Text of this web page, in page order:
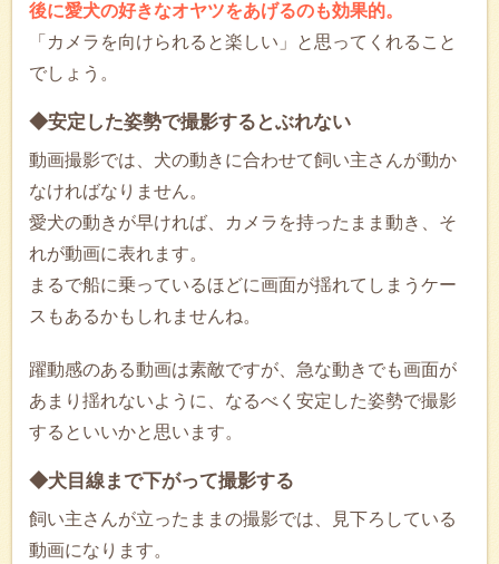
後に愛犬の好きなオヤツをあげるのも効果的。
「カメラを向けられると楽しい」と思ってくれること
でしょう。
◆安定した姿勢で撮影するとぶれない
動画撮影では、犬の動きに合わせて飼い主さんが動か
なければなりません。
愛犬の動きが早ければ、カメラを持ったまま動き、そ
れが動画に表れます。
まるで船に乗っているほどに画面が揺れてしまうケー
スもあるかもしれませんね。
躍動感のある動画は素敵ですが、急な動きでも画面が
あまり揺れないように、なるべく安定した姿勢で撮影
するといいかと思います。
◆犬目線まで下がって撮影する
飼い主さんが立ったままの撮影では、見下ろしている
動画になります。